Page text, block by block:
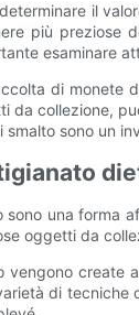
il
più preziose
esaminare
di monete
da collezione,
smalto sono un
sono una forma
oggetti da
vengono create
di tecniche